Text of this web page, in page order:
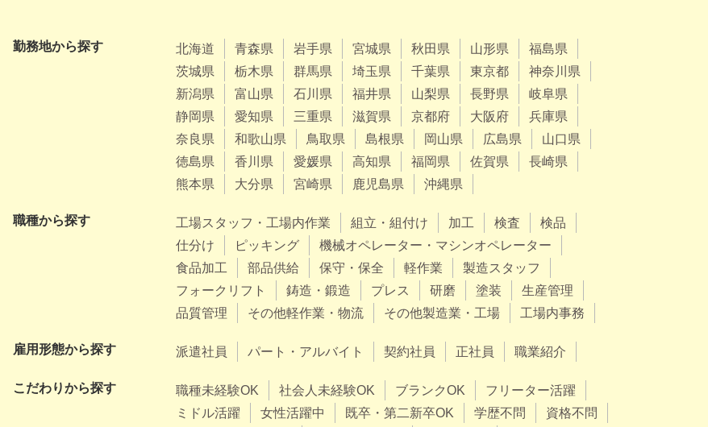
勤務地から探す 北海道 青森県 岩手県 宮城県 秋田県 山形県
福島県
茨城県
栃木県 群馬県 埼玉県 千葉県 東京都
神奈川県
新潟県
富山県 石川県 福井県 山梨県 長野県
岐阜県
静岡県
愛知県 三重県 滋賀県 京都府 大阪府
兵庫県
奈良県
和歌山県 鳥取県 島根県 岡山県 広島県
山口県
徳島県
香川県 愛媛県 高知県 福岡県 佐賀県
長崎県
熊本県
大分県 宮崎県 鹿児島県 沖縄県
職種から探す 工場スタッフ・工場内作業 組立・組付け 加工 検査
検品
仕分け
ピッキング
機械オペレーター・マシンオペレーター
食品加工
部品供給 保守・保全 軽作業
製造スタッフ
フォークリフト
鋳造・鍛造 プレス 研磨 塗装
生産管理
品質管理
その他軽作業・物流 その他製造業・工場 工場内事務
雇用形態から探す 派遣社員 パート・アルバイト 契約社員 正社員 職業紹介
こだわりから探す 職種未経験OK 社会人未経験OK ブランクOK
フリーター活躍
ミドル活躍
女性活躍中 既卒・第二新卒OK 学歴不問
資格不問